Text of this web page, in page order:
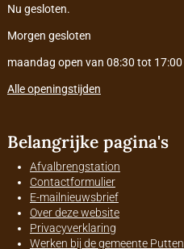
Nu gesloten.
Morgen gesloten
maandag open van 08:30 tot 17:00
Alle openingstijden
Belangrijke pagina's
Afvalbrengstation
Contactformulier
E-mailnieuwsbrief
Over deze website
Privacyverklaring
Werken bij de gemeente Putten